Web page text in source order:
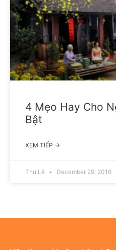
4 Mẹo Hay Cho
Bật
XEM TIẾP →
Thư Lê December 29, 2016